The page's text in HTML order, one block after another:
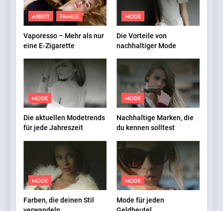
ARBEIT FAMILIE
Vaporesso – Mehr als nur
eine E-Zigarette
MODE
Die Vorteile von
nachhaltiger Mode
MODE
Die aktuellen Modetrends
für jede Jahreszeit
MODE
Nachhaltige Marken, die
du kennen solltest
MODE
Farben, die deinen Stil
MODE
Mode für jeden